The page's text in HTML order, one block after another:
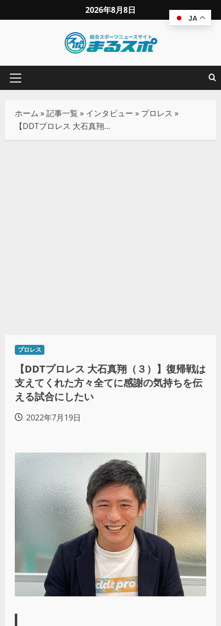
2026年8月8日
ホーム »記事一覧 » インタビュー » プロレス »
【DDTプロレス 大石真翔（３）】復帰戦は支えてくれた方々全てに感謝の気持ちを伝える試合にしたい
プロレス
【DDTプロレス 大石真翔（３）】復帰戦は
支えてくれた方々全てに感謝の気持ちを伝
える試合にしたい
2022年7月19日
JA